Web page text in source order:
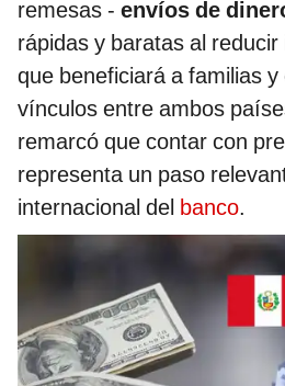
remesas - envíos de
rápidas y baratas al
que beneficiará a familias
vínculos entre ambos
remarcó que contar con
representa un paso
internacional del banco.